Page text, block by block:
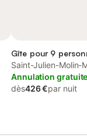
Gîte pour 9
Saint-Julien-Molin-
Régional du Pilat
Annulation gratuite
dès426 €par nuit